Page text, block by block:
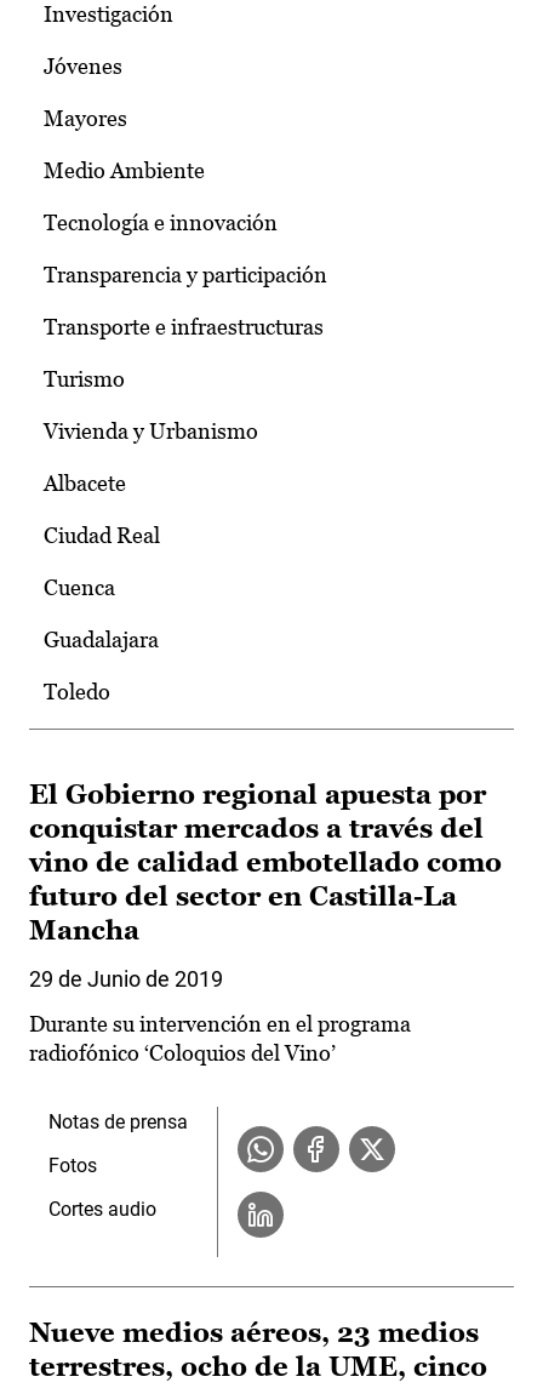
Investigación
Jóvenes
Mayores
Medio Ambiente
Tecnología e innovación
Transparencia y participación
Transporte e infraestructuras
Turismo
Vivienda y Urbanismo
Albacete
Ciudad Real
Cuenca
Guadalajara
Toledo
El Gobierno regional apuesta por
conquistar mercados a través del
vino de calidad embotellado como
futuro del sector en Castilla-La
Mancha
29 de Junio de 2019
Durante su intervención en el programa
radiofónico ‘Coloquios del Vino’
Notas de prensa
Fotos
Cortes audio
Nueve medios aéreos, 23 medios
terrestres, ocho de la UME, cinco